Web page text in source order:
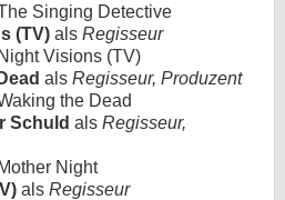
Singing Detective
(TV) als Regisseur
Visions (TV)
als Regisseur, Produzent
the Dead
Schuld als Regisseur,
Night
als Regisseur